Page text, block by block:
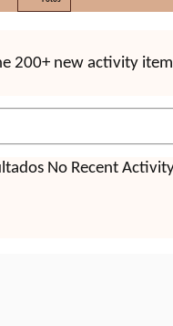
200+ new activity
No Recent